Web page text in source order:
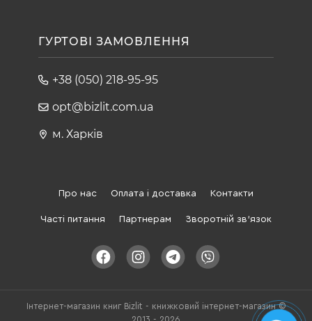
ГУРТОВІ ЗАМОВЛЕННЯ
+38 (050) 218-95-95
opt@bizlit.com.ua
м. Харків
Про нас Оплата і доставка Контакти
Часті питання Партнерам Зворотній зв'язок
Інтернет-магазин книг Bizlit - книжковий інтернет-магазин ©